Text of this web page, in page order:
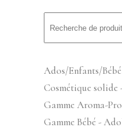
Ados/Enfants/Bébé
Cosmétique solide
Gamme Aroma-
Gamme Bébé -